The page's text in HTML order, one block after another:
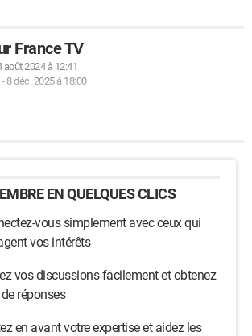
France TV
août 2024 à 12:41
- 8 déc. 2025 à 18:00
EN QUELQUES CLICS
vous simplement avec ceux qui
vos intérêts
vos discussions facilement et obtenez
réponses
en avant votre expertise et aidez les